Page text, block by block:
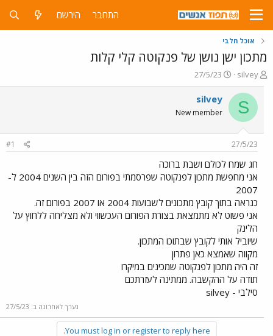
התחבר הירשם
אוכל חלבי
מתכון ישן נושן של פנקוטה קלי קלות
פ
ו
ת
ח
ה
ש
א
silvey
פ
ו
ר
ס
ם
ר
י
ך
27/5/23
S
silvey
New member
27/5/23
#1
חג שמח לכולם ושבת ברוכה
אני מחפשת מתכון לפנקוטה שפרסמתי בפורום הזה בין השנים 2004 ל-
2007
כנראה בתוך קובץ מתכונים לשבועות 2004 או 2007 בפורום זה.
אני פשוט לא מתמצאת בצורת הפורום העכשווי ולא מצליחה ללחוץ על
הלינק
שיוביל אותי לקובץ שבתוכו המתכון.
מקווה שאמצא כאן פתרון
זה היה מתכון לפנקוטה שמכינים במיקרו
תודה על ההקשבה. ממתינה לעזרתכם
סילבי - silvey
נערך לאחרונה ב: 27/5/23
You must log in or register to reply here.